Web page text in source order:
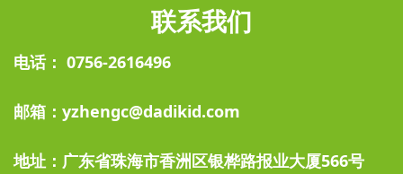
联系我们
电话： 0756-2616496
邮箱：yzhengc@dadikid.com
地址：广东省珠海市香洲区银桦路报业大厦566号